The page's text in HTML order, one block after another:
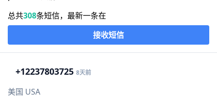
总共308条短信，最新一条在
接收短信
+12237803725 8天前
美国 USA